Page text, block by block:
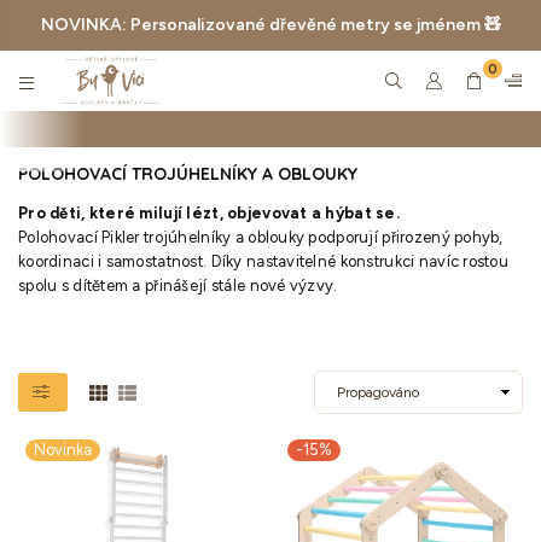
NOVINKA: Personalizované dřevěné metry se jménem 🧸
BYVICI.CZ
0
POLOHOVACÍ TROJÚHELNÍKY A OBLOUKY
Pro děti, které milují lézt, objevovat a hýbat se.
Polohovací Pikler trojúhelníky a oblouky podporují přirozený pohyb,
koordinaci i samostatnost. Díky nastavitelné konstrukci navíc rostou
spolu s dítětem a přinášejí stále nové výzvy.
Novinka -15%